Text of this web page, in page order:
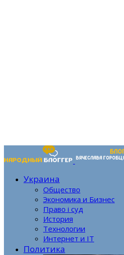
Украина
Общество
Экономика и Бизнес
Право і суд
История
Технологии
Интернет и IT
Политика